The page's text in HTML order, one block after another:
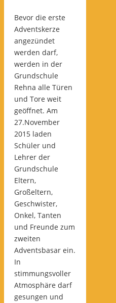
Bevor die erste
Adventskerze
angezündet
werden darf,
werden in der
Grundschule
Rehna alle Türen
und Tore weit
geöffnet. Am
27.November
2015 laden
Schüler und
Lehrer der
Grundschule
Eltern,
Großeltern,
Geschwister,
Onkel, Tanten
und Freunde zum
zweiten
Adventsbasar ein.
In
stimmungsvoller
Atmosphäre darf
gesungen und